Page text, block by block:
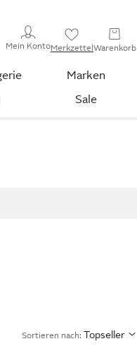
Mein KontoMerkzettelWarenkorb
Marken
Sale
Sortieren nach: Topseller